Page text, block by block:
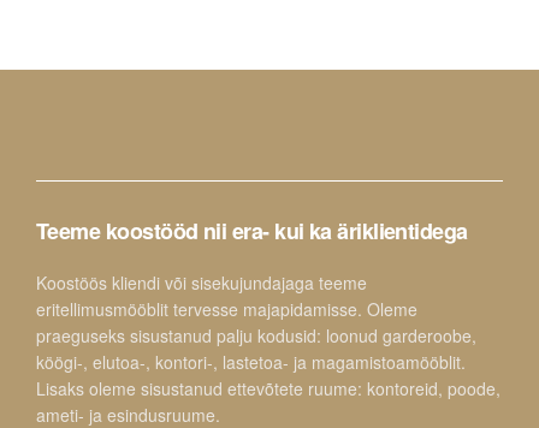
Teeme koostööd nii era- kui ka äriklientidega
Koostöös kliendi või sisekujundajaga teeme
eritellimusmööblit tervesse majapidamisse. Oleme
praeguseks sisustanud palju kodusid: loonud garderoobe,
köögi-, elutoa-, kontori-, lastetoa- ja magamistoamööblit.
Lisaks oleme sisustanud ettevõtete ruume: kontoreid, poode,
ameti- ja esindusruume.